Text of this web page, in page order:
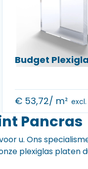
Budget
€53,72/ m² excl.
Pancras
u. Ons
plexiglas